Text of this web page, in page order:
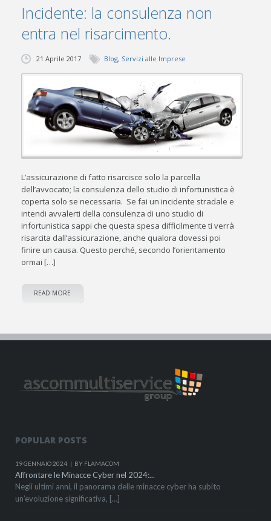
Incidente: la consulenza non
entra nel risarcimento.
21 Aprile 2017 Blog, Servizi alle Imprese
L’assicurazione di fatto risarcisce solo la parcella
dell’avvocato; la consulenza dello studio di infortunistica è
coperta solo se necessaria. Se fai un incidente stradale e
intendi avvalerti della consulenza di uno studio di
infortunistica sappi che questa spesa difficilmente ti verrà
risarcita dall’assicurazione, anche qualora dovessi poi
finire un causa. Questo perché, secondo l’orientamento
ormai […]
READ MORE
POPULAR POSTS
19 GENNAIO 2024 BY FLAMACOM
Affrontare le Minacce Cyber nel 2024:...
Negli ultimi anni, il panorama delle minacce cyber ha subito
un’evoluzione significativa, […]